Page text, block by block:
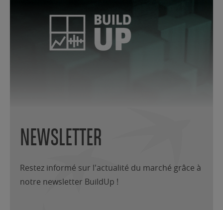
NEWSLETTER
Restez informé sur l'actualité du marché grâce à
notre newsletter BuildUp !